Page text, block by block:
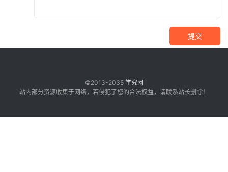
提交
©2013-2035 学究网
站内部分资源收集于网络，若侵犯了您的合法权益，请联系站长删除！